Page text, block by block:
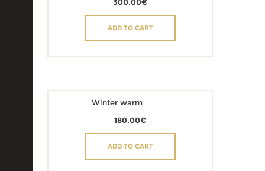
300.00€
ADD TO CART
Winter warm
180.00€
ADD TO CART